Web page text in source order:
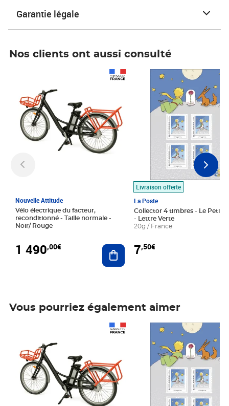
Garantie légale
Nos clients ont aussi consulté
Nouvelle Attitude
Vélo électrique du facteur,
reconditionné - Taille normale -
Noir/ Rouge
1 490,00€ Ajouter au panier
Livraison offerte
La Poste
Collector 4 timbres - Le Petit
- Lettre Verte
20g / France
7,50€
Prix 7,50€
Vous pourriez également aimer
Prix 7,50€